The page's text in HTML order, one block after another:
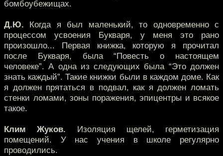
бомбоубежищах.
Д.Ю. Когда я был маленький, то одновременно с
процессом усвоения Букваря, у меня это рано
произошло... Первая книжка, которую я прочитал
после Букваря, была “Повесть о настоящем
человеке”. А одна из следующих была “Это должен
знать каждый”. Такие книжки были в каждом доме. Как
я должен прятаться в подвал, как я должен ломать
стенки ломами, зоны поражения, эпицентры и всякое
такое.
Клим Жуков. Изоляция щелей, герметизация
помещений. У нас учения в школе регулярно
проводились.